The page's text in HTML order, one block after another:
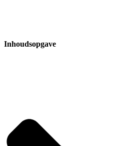
Inhoudsopgave